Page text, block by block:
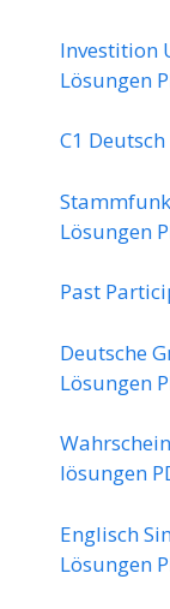
Investition
Lösungen
C1
Lösungen
Past
Deutsche
Lösungen
lösungen
Englisch
Lösungen